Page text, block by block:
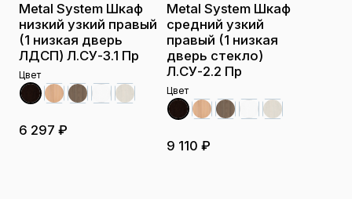
Metal System Шкаф
низкий узкий правый
(1 низкая дверь
ЛДСП) Л.СУ-3.1 Пр
Цвет
6 297 ₽
Metal System Шкаф
средний узкий
правый (1 низкая
дверь стекло)
Л.СУ-2.2 Пр
Цвет
9 110 ₽